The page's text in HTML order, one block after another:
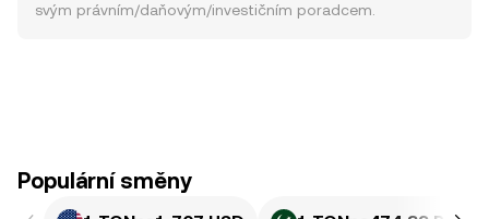
svým právním/daňovým/investičním poradcem.
Populární směny